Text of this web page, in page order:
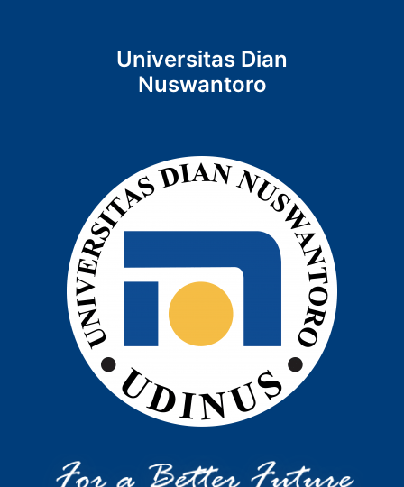
Universitas Dian
Nuswantoro